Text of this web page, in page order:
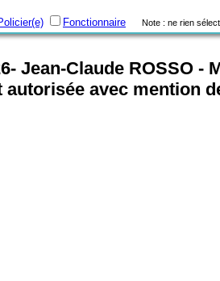
Fonctionnaire Note : ne rien
Jean-Claude ROSSO
autorisée avec mention